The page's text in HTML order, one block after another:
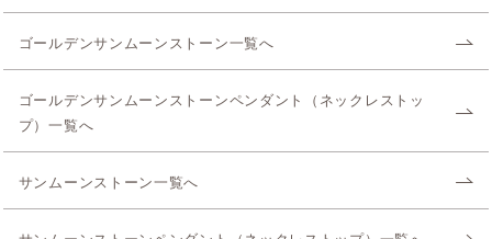
ゴールデンサンムーンストーン一覧へ
ゴールデンサンムーンストーンペンダント（ネックレストッ
プ）一覧へ
サンムーンストーン一覧へ